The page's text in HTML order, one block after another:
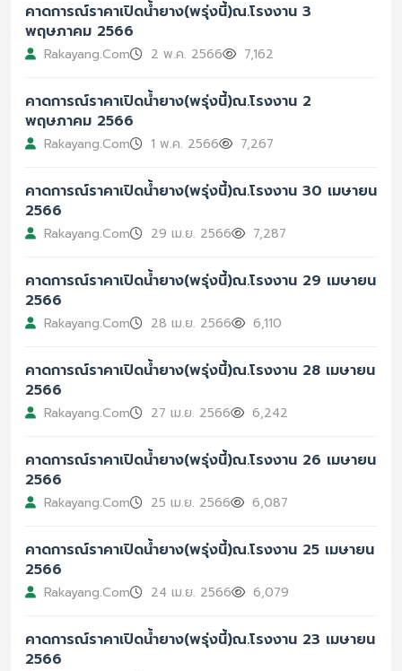
คาดการณ์ราคาเปิดน้ำยาง(พรุ่งนี้)ณ.โรงงาน 3
พฤษภาคม 2566
Rakayang.Com 2 พ.ค. 2566 7,162
คาดการณ์ราคาเปิดน้ำยาง(พรุ่งนี้)ณ.โรงงาน 2
พฤษภาคม 2566
Rakayang.Com 1 พ.ค. 2566 7,267
คาดการณ์ราคาเปิดน้ำยาง(พรุ่งนี้)ณ.โรงงาน 30 เมษายน
2566
Rakayang.Com 29 เม.ย. 2566 7,287
คาดการณ์ราคาเปิดน้ำยาง(พรุ่งนี้)ณ.โรงงาน 29 เมษายน
2566
Rakayang.Com 28 เม.ย. 2566 6,110
คาดการณ์ราคาเปิดน้ำยาง(พรุ่งนี้)ณ.โรงงาน 28 เมษายน
2566
Rakayang.Com 27 เม.ย. 2566 6,242
คาดการณ์ราคาเปิดน้ำยาง(พรุ่งนี้)ณ.โรงงาน 26 เมษายน
2566
Rakayang.Com 25 เม.ย. 2566 6,087
คาดการณ์ราคาเปิดน้ำยาง(พรุ่งนี้)ณ.โรงงาน 25 เมษายน
2566
Rakayang.Com 24 เม.ย. 2566 6,079
คาดการณ์ราคาเปิดน้ำยาง(พรุ่งนี้)ณ.โรงงาน 23 เมษายน
2566